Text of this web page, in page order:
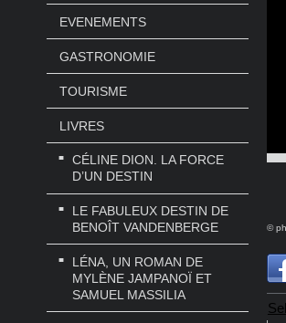
EVENEMENTS
GASTRONOMIE
TOURISME
LIVRES
CÉLINE DION. LA FORCE
D’UN DESTIN
LE FABULEUX DESTIN DE
BENOÎT VANDENBERGE
LÉNA, UN ROMAN DE
MYLÈNE JAMPANOÏ ET
SAMUEL MASSILIA
©